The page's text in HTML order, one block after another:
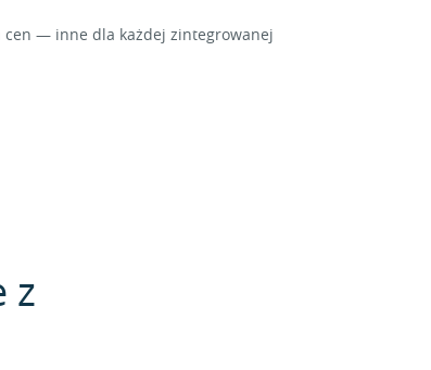
cen — inne dla każdej zintegrowanej
z